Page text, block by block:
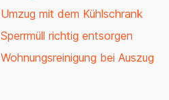
Umzug mit dem Kühlschrank
Sperrmüll richtig entsorgen
Wohnungsreinigung bei Auszug